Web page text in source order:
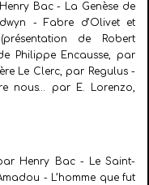
Bac - La Genèse de
- Fabre d’Olivet et
de Robert
Philippe Encausse, par
Le Clerc, par Regulus -
nous… par E. Lorenzo,
Henry Bac - Le Saint-
- L’homme que fut